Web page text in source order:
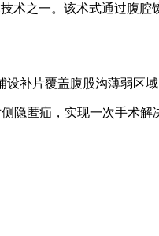
术之一。该术式通过腹
补片覆盖腹股沟薄弱区域
隐匿疝，实现一次手术解